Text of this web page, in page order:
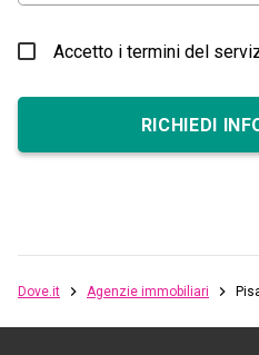
Accetto i termini del
RICHIEDI
Dove.it Agenzie immobiliari